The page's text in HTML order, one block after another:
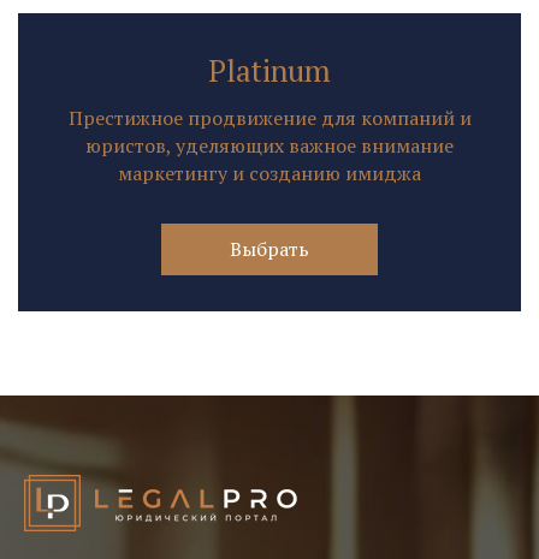
Platinum
Престижное продвижение для компаний и
юристов, уделяющих важное внимание
маркетингу и созданию имиджа
Выбрать